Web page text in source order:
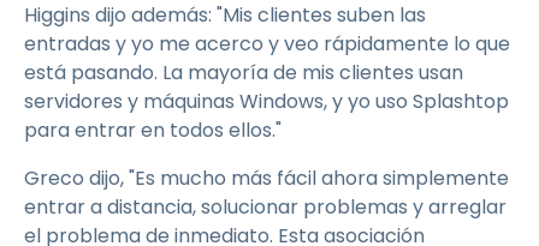
Higgins dijo además: "Mis clientes suben las
entradas y yo me acerco y veo rápidamente lo que
está pasando. La mayoría de mis clientes usan
servidores y máquinas Windows, y yo uso Splashtop
para entrar en todos ellos."
Greco dijo, "Es mucho más fácil ahora simplemente
entrar a distancia, solucionar problemas y arreglar
el problema de inmediato. Esta asociación